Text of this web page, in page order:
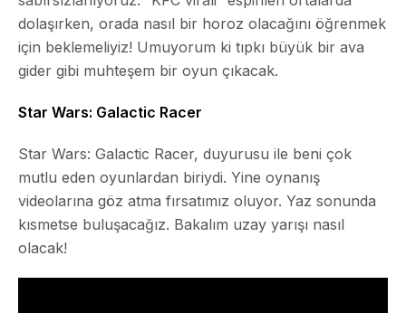
dolaşırken, orada nasıl bir horoz olacağını öğrenmek
için beklemeliyiz! Umuyorum ki tıpkı büyük bir ava
gider gibi muhteşem bir oyun çıkacak.
Star Wars: Galactic Racer
Star Wars: Galactic Racer, duyurusu ile beni çok
mutlu eden oyunlardan biriydi. Yine oynanış
videolarına göz atma fırsatımız oluyor. Yaz sonunda
kısmetse buluşacağız. Bakalım uzay yarışı nasıl
olacak!